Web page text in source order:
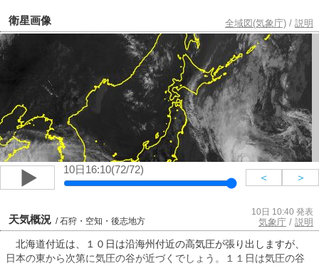
衛星画像 全域図(気象庁) / 説明
10日16:10(72/72)
＜ ＞
天気概況 / 石狩・空知・後志地方
10日 10:40 発表
気象庁 / 説明
北海道付近は、１０日は沿海州付近の高気圧が張り出しますが、
日本の東から次第に気圧の谷が近づくでしょう。１１日は気圧の谷